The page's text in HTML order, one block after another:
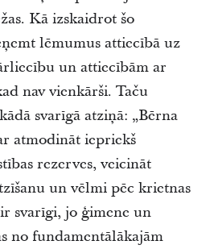
Kā izskaidrot šo
lēmumus attiecībā uz
un attiecībām ar
nav vienkārši. Taču
svarīgā atziņā: „Bērna
atmodināt iepriekš
rezerves, veicināt
un vēlmi pēc krietnas
svarīgi, jo ģimene un
no fundamentālākajām